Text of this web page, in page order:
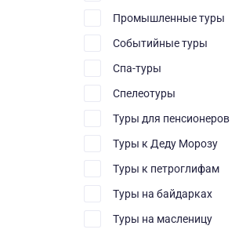
Промышленные туры
Событийные туры
Спа-туры
Спелеотуры
Туры для пенсионеров
Туры к Деду Морозу
Туры к петроглифам
Туры на байдарках
Туры на масленицу